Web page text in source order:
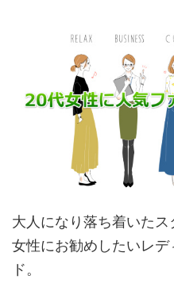
大人になり落ち着いた
女性にお勧めしたいレ
ド。